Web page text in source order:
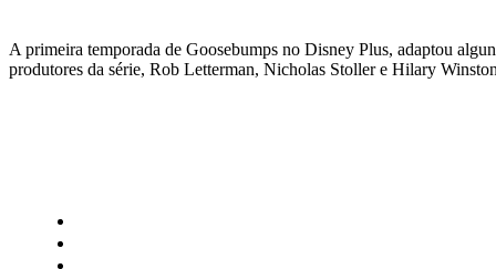
A primeira temporada de Goosebumps no Disney Plus, adaptou
produtores da série, Rob Letterman, Nicholas Stoller e Hilary